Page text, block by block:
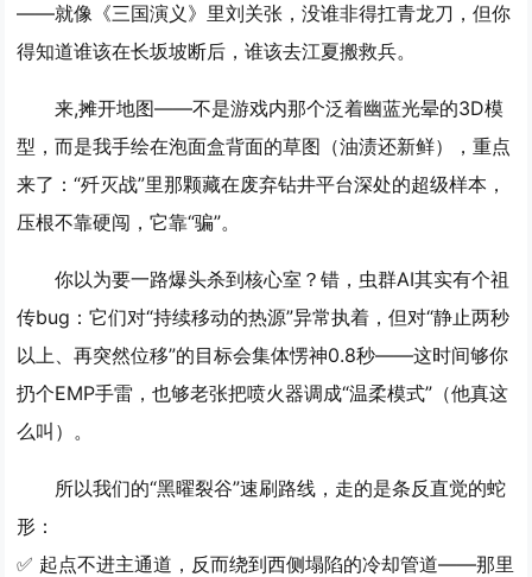
——就像《三国演义》里刘关张，没谁非得扛青龙刀，但你
得知道谁该在长坂坡断后，谁该去江夏搬救兵。
来,摊开地图——不是游戏内那个泛着幽蓝光晕的3D模
型，而是我手绘在泡面盒背面的草图（油渍还新鲜），重点
来了：“歼灭战”里那颗藏在废弃钻井平台深处的超级样本，
压根不靠硬闯，它靠“骗”。
你以为要一路爆头杀到核心室？错，虫群AI其实有个祖
传bug：它们对“持续移动的热源”异常执着，但对“静止两秒
以上、再突然位移”的目标会集体愣神0.8秒——这时间够你
扔个EMP手雷，也够老张把喷火器调成“温柔模式”（他真这
么叫）。
所以我们的“黑曜裂谷”速刷路线，走的是条反直觉的蛇
形：
✅ 起点不进主通道 ，反而绕到西侧塌陷的冷却管道——那里